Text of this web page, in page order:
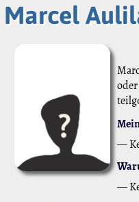
Marcel
—
—